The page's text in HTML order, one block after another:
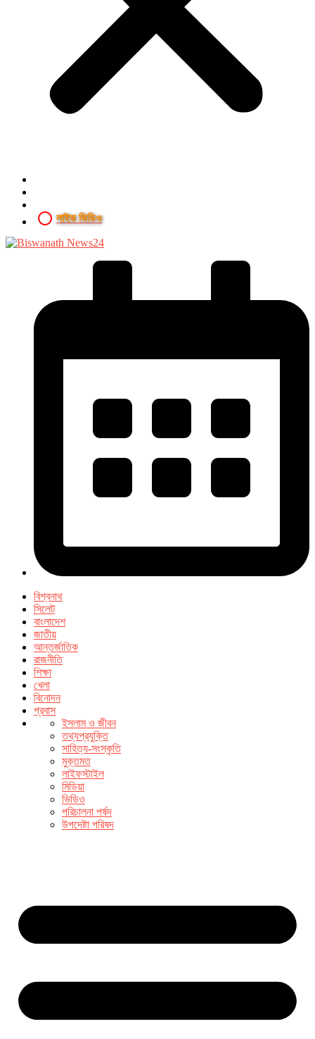
লাইভ ভিডিও
বিশ্বনাথ
সিলেট
বাংলাদেশ
জাতীয়
আন্তর্জাতিক
রাজনীতি
শিক্ষা
খেলা
বিনোদন
প্রবাস
ইসলাম ও জীবন
তথ্যপ্রযুক্তি
সাহিত্য-সংস্কৃতি
মুক্তমত
লাইফস্টাইল
মিডিয়া
ভিডিও
পরিচালনা পর্ষদ
উপদেষ্টা পরিষদ